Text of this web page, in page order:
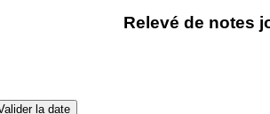
Relevé de notes